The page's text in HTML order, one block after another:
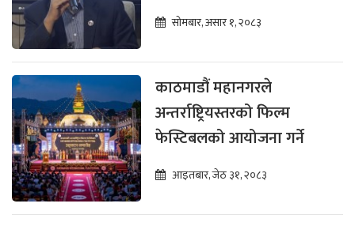
सोमबार, असार १, २०८३
काठमाडौं महानगरले
अन्तर्राष्ट्रियस्तरको फिल्म
फेस्टिबलको आयोजना गर्ने
आइतबार, जेठ ३१, २०८३